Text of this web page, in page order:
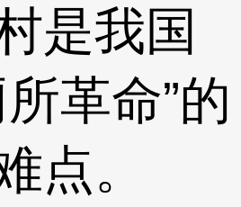
我国
革命”的
点。